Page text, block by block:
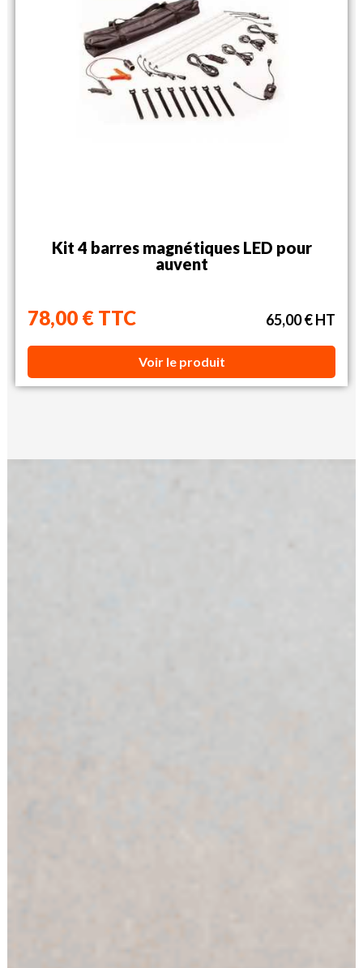
Kit 4 barres magnétiques LED pour
auvent
78,00 € TTC 65,00 € HT
Voir le produit